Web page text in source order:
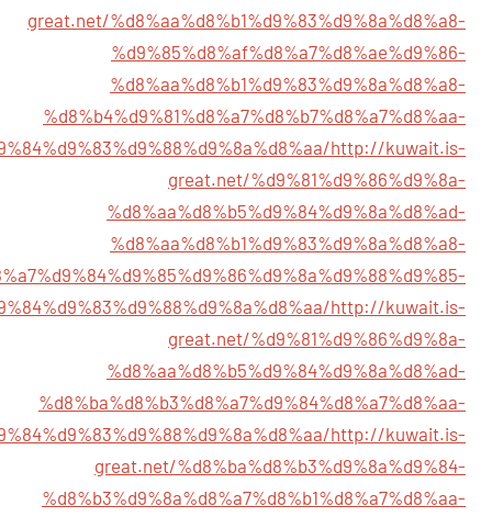
great.net/%d8%aa%d8%b1%d9%83%d9%8a%d8%a8-
%d9%85%d8%af%d8%a7%d8%ae%d9%86-
%d8%aa%d8%b1%d9%83%d9%8a%d8%a8-
%d8%b4%d9%81%d8%a7%d8%b7%d8%a7%d8%aa-
http://kuwait.is-
great.net/%d9%81%d9%86%d9%8a-
%d8%aa%d8%b5%d9%84%d9%8a%d8%ad-
%d8%aa%d8%b1%d9%83%d9%8a%d8%a8-
http://kuwait.is-
great.net/%d9%81%d9%86%d9%8a-
%d8%aa%d8%b5%d9%84%d9%8a%d8%ad-
%d8%ba%d8%b3%d8%a7%d9%84%d8%a7%d8%aa-
http://kuwait.is-
great.net/%d8%ba%d8%b3%d9%8a%d9%84-
%d8%b3%d9%8a%d8%a7%d8%b1%d8%a7%d8%aa-